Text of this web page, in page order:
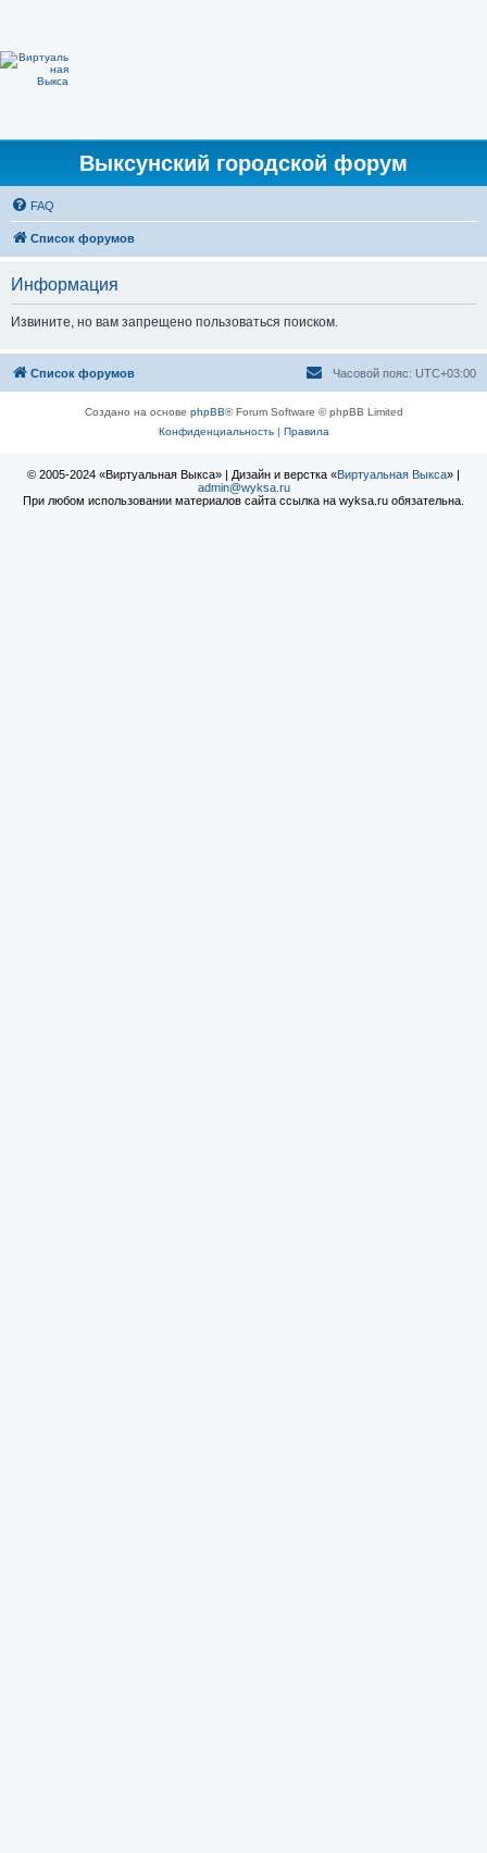
Выксунский городской форум
FAQ
Список форумов
Информация
Извините, но вам запрещено пользоваться поиском.
Список форумов Часовой пояс: UTC+03:00
Создано на основе phpBB® Forum Software © phpBB Limited
Конфиденциальность| Правила
© 2005-2024 «Виртуальная Выкса» | Дизайн и верстка «Виртуальная Выкса» |
admin@wyksa.ru
При любом использовании материалов сайта ссылка на wyksa.ru обязательна.